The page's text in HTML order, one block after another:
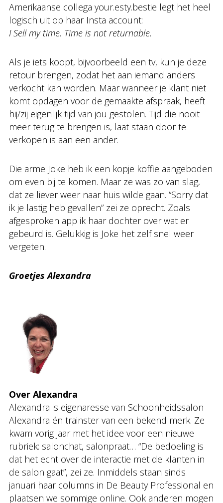
Amerikaanse collega your.esty.bestie legt het heel
logisch uit op haar Insta account:
I Sell my time. Time is not returnable.
Als je iets koopt, bijvoorbeeld een tv, kun je deze
retour brengen, zodat het aan iemand anders
verkocht kan worden. Maar wanneer je klant niet
komt opdagen voor de gemaakte afspraak, heeft
hij/zij eigenlijk tijd van jou gestolen. Tijd die nooit
meer terug te brengen is, laat staan door te
verkopen is aan een ander.
Die arme Joke heb ik een kopje koffie aangeboden
om even bij te komen. Maar ze was zo van slag,
dat ze liever weer naar huis wilde gaan. “Sorry dat
ik je lastig heb gevallen” zei ze oprecht. Zoals
afgesproken app ik haar dochter over wat er
gebeurd is. Gelukkig is Joke het zelf snel weer
vergeten.
Groetjes Alexandra
Over Alexandra
Alexandra is eigenaresse van Schoonheidssalon
Alexandra én trainster van een bekend merk. Ze
kwam vorig jaar met het idee voor een nieuwe
rubriek: salonchat, salonpraat… “De bedoeling is
dat het echt over de interactie met de klanten in
de salon gaat”, zei ze. Inmiddels staan sinds
januari haar columns in De Beauty Professional en
plaatsen we sommige online. Ook anderen mogen